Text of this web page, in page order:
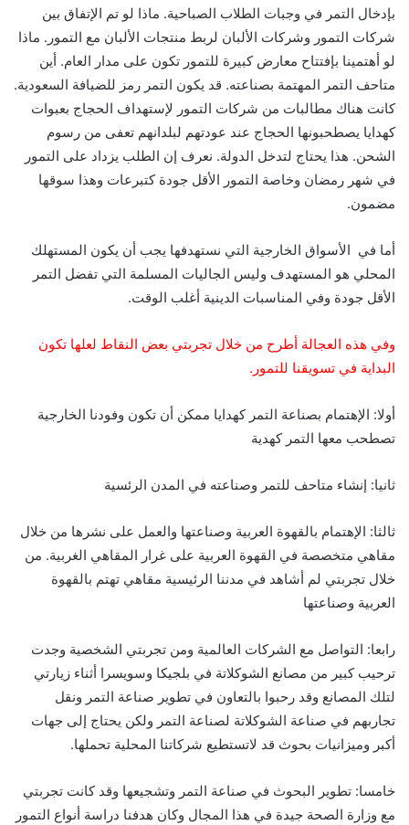
بإدخال التمر في وجبات الطلاب الصباحية. ماذا لو تم الإتفاق بين
شركات التمور وشركات الألبان لربط منتجات الألبان مع التمور. ماذا
لو أهتمينا بإفتتاح معارض كبيرة للتمور تكون على مدار العام. أين
متاحف التمر المهتمة بصناعته. قد يكون التمر رمز للضيافة السعودية.
كانت هناك مطالبات من شركات التمور لإستهداف الحجاج بعبوات
كهدايا يصطحبونها الحجاج عند عودتهم لبلدانهم تعفى من رسوم
الشحن. هذا يحتاج لتدخل الدولة. نعرف إن الطلب يزداد على التمور
في شهر رمضان وخاصة التمور الأقل جودة كتبرعات وهذا سوقها
مضمون.
أما في الأسواق الخارجية التي نستهدفها يجب أن يكون المستهلك
المحلي هو المستهدف وليس الجاليات المسلمة التي تفضل التمر
الأقل جودة وفي المناسبات الدينية أغلب الوقت.
وفي هذه العجالة أطرح من خلال تجربتي بعض النقاط لعلها تكون
البداية في تسويقنا للتمور.
أولا: الإهتمام بصناعة التمر كهدايا ممكن أن تكون وفودنا الخارجية
تصطحب معها التمر كهدية
ثانيا: إنشاء متاحف للتمر وصناعته في المدن الرئسية
ثالثا: الإهتمام بالقهوة العربية وصناعتها والعمل على نشرها من خلال
مقاهي متخصصة في القهوة العربية على غرار المقاهي الغربية. من
خلال تجربتي لم أشاهد في مدننا الرئيسية مقاهي تهتم بالقهوة
العربية وصناعتها
رابعا: التواصل مع الشركات العالمية ومن تجربتي الشخصية وجدت
ترحيب كبير من مصانع الشوكلاتة في بلجيكا وسويسرا أثناء زيارتي
لتلك المصانع وقد رحبوا بالتعاون في تطوير صناعة التمر ونقل
تجاربهم في صناعة الشوكلاتة لصناعة التمر ولكن يحتاج إلى جهات
أكبر وميزانيات بحوث قد لاتستطيع شركاتنا المحلية تحملها.
خامسا: تطوير البحوث في صناعة التمر وتشجيعها وقد كانت تجربتي
مع وزارة الصحة جيدة في هذا المجال وكان هدفنا دراسة أنواع التمور